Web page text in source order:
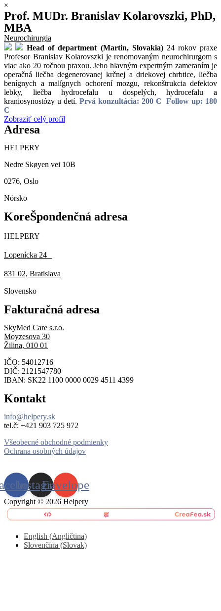
×
Prof. MUDr. Branislav Kolarovszki, PhD,
MBA
Neurochirurgia
Head of department (Martin, Slovakia) 24 rokov praxe
Profesor Branislav Kolarovszki je renomovaným neurochirurgom s
viac ako 20 ročnou praxou. Jeho hlavným expertným zameraním je
operačná liečba degenerovanej krčnej a driekovej chrbtice, liečba
benígnych a malígnych ochorení mozgu, rekonštrukcia defektov
lebky, liečba hydrocefalu u dospelých, hydrocefalu a
kraniosynostózy u detí. Prvá konzultácia: 200 Є
Follow up: 180
Є
Zobraziť celý profil
Adresa
HELPERY
Nedre Skøyen vei 10B
0276, Oslo
Nórsko
KoreŠpondenčná adresa
HELPERY
Lopenícka 24
831 02, Bratislava
Slovensko
Fakturačná adresa
SkyMed Care s.r.o.
Moyzesova 30
Žilina, 010 01
IČO: 54012716
DIČ: 2121547780
IBAN: SK22 1100 0000 0029 4511 4399
Kontakt
info@helpery.sk
tel.č: ‪+421 903 725 972
Všeobecné obchodné podmienky
Ochrana osobných údajov
InstagramEnvelope
Copyright © 2026 Helpery
English (Angličtina)
Slovenčina (Slovak)